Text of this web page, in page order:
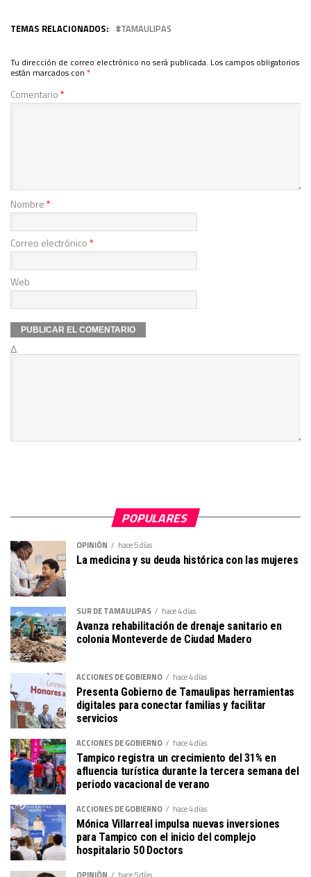
TEMAS RELACIONADOS: TAMAULIPAS
Tu dirección de correo electrónico no será publicada. Los campos obligatorios
están marcados con *
Comentario*
Nombre*
Correo electrónico*
Web
Δ
POPULARES
OPINIÓN hace 5 días
La medicina y su deuda histórica con las mujeres
SUR DE TAMAULIPAS hace 4 días
Avanza rehabilitación de drenaje sanitario en
colonia Monteverde de Ciudad Madero
ACCIONES DE GOBIERNO hace 4 días
Presenta Gobierno de Tamaulipas herramientas
digitales para conectar familias y facilitar
servicios
ACCIONES DE GOBIERNO hace 4 días
Tampico registra un crecimiento del 31% en
afluencia turística durante la tercera semana del
periodo vacacional de verano
ACCIONES DE GOBIERNO hace 4 días
Mónica Villarreal impulsa nuevas inversiones
para Tampico con el inicio del complejo
hospitalario 50 Doctors
OPINIÓN hace 5 días